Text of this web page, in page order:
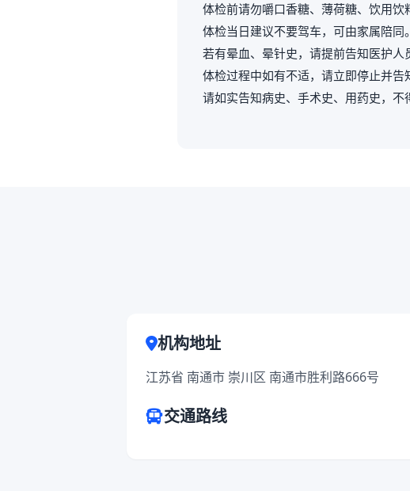
体检前请勿嚼口香糖、薄荷糖、饮用饮
体检当日建议不要驾车，可由家属陪同。
若有晕血、晕针史，请提前告知医护人
体检过程中如有不适，请立即停止并告
请如实告知病史、手术史、用药史，不
机构地址
江苏省 南通市 崇川区 南通市胜利路666号
交通路线